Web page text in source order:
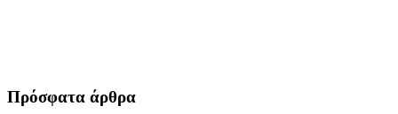
Πρόσφατα άρθρα